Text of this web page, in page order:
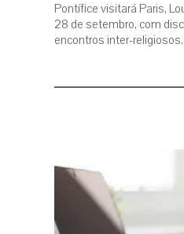
Pontífice visitará Paris,
28 de setembro, com
encontros inter-